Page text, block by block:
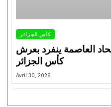
كأس الجزائر
العاصمة ينفرد بعرش
كأس الجزائر
Avril 30, 2026